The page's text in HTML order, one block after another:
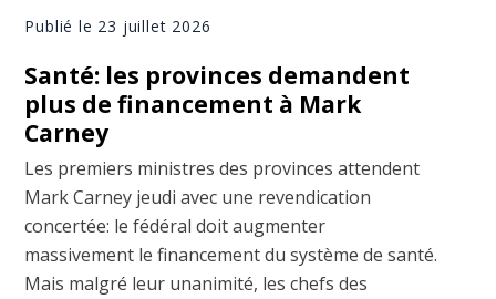
Publié le 23 juillet 2026
Santé: les provinces demandent
plus de financement à Mark
Carney
Les premiers ministres des provinces attendent
Mark Carney jeudi avec une revendication
concertée: le fédéral doit augmenter
massivement le financement du système de santé.
Mais malgré leur unanimité, les chefs des